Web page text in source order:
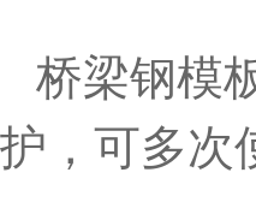
桥梁钢模
护，可多次